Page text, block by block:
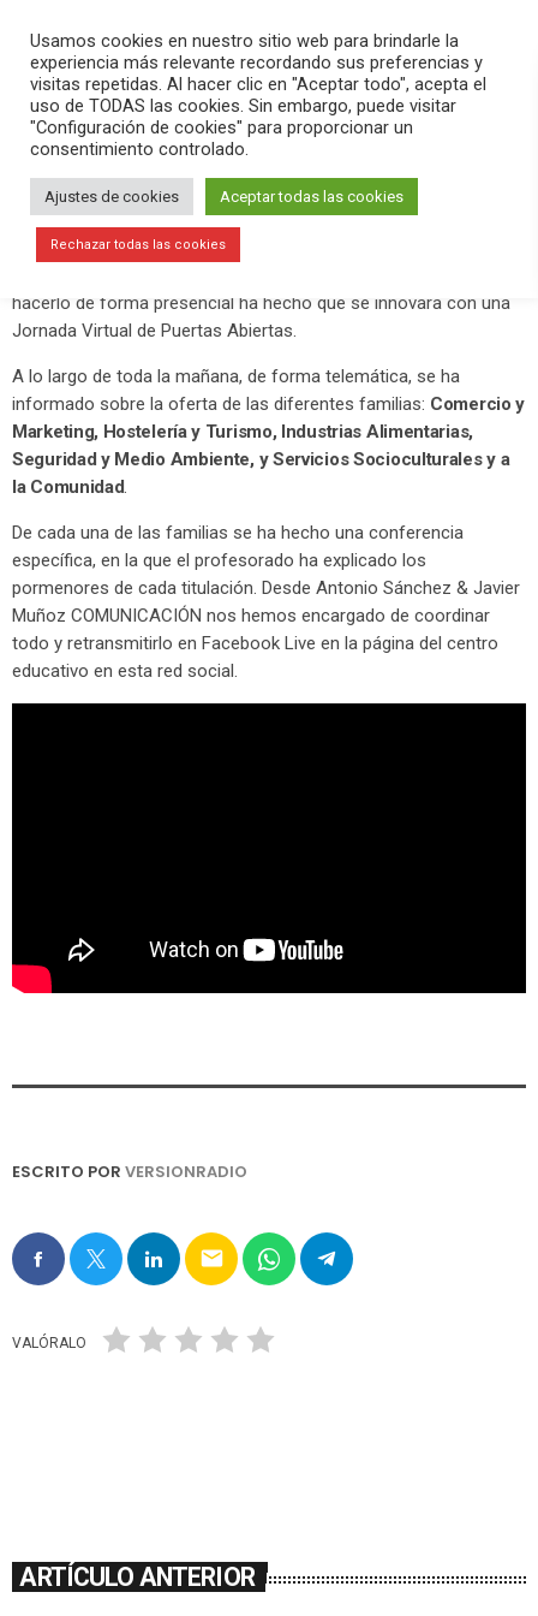
search menu pause PLAY
mayo 30, 2020
Jornada Virtual de Puertas Abiertas
del CIPFP Valle de Elda
Este sábado 30 de mayo se ha dado a conocer la oferta de
hacerlo de forma presencial ha hecho que se innovara con una
Jornada Virtual de Puertas Abiertas.
A lo largo de toda la mañana, de forma telemática, se ha
informado sobre la oferta de las diferentes familias: Comercio y
Marketing, Hostelería y Turismo, Industrias Alimentarias,
Seguridad y Medio Ambiente, y Servicios Socioculturales y a
la Comunidad
De cada una de las familias se ha hecho una conferencia
específica, en la que el profesorado ha explicado los
pormenores de cada titulación. Desde Antonio Sánchez & Javier
Muñoz COMUNICACIÓN nos hemos encargado de coordinar
todo y retransmitirlo en Facebook Live en la página del centro
educativo en esta red social.
ESCRITO POR VERSIONRADIO
email
VALÓRALO
ARTÍCULO ANTERIOR
Usamos cookies en nuestro sitio web para brindarle la
experiencia más relevante recordando sus preferencias y
visitas repetidas. Al hacer clic en "Aceptar todo", acepta el
uso de TODAS las cookies. Sin embargo, puede visitar
"Configuración de cookies" para proporcionar un
consentimiento controlado.
Ajustes de cookies Aceptar todas las cookies
Rechazar todas las cookies